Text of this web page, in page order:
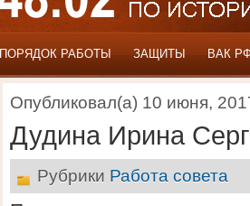
ПОРЯДОК РАБОТЫ ЗАЩИТЫ ВАК
Опубликовал(а) 10 июня,
Дудина Ирина
Рубрики Работа совета